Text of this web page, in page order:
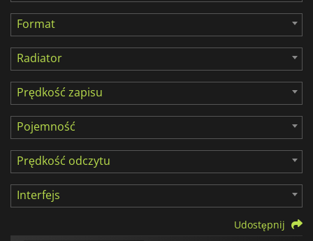
Format
Radiator
Prędkość zapisu
Pojemność
Prędkość odczytu
Interfejs
Udostępnij